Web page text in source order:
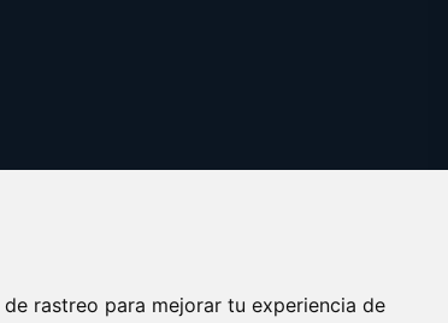
rastreo para mejorar tu experiencia de